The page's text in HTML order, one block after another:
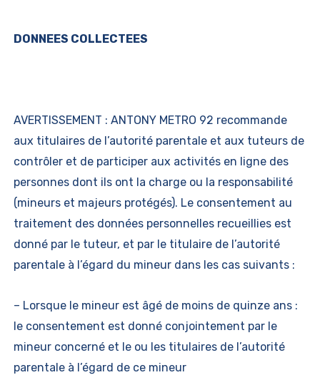
DONNEES COLLECTEES
AVERTISSEMENT : ANTONY METRO 92 recommande
aux titulaires de l’autorité parentale et aux tuteurs de
contrôler et de participer aux activités en ligne des
personnes dont ils ont la charge ou la responsabilité
(mineurs et majeurs protégés). Le consentement au
traitement des données personnelles recueillies est
donné par le tuteur, et par le titulaire de l’autorité
parentale à l’égard du mineur dans les cas suivants :
– Lorsque le mineur est âgé de moins de quinze ans :
le consentement est donné conjointement par le
mineur concerné et le ou les titulaires de l’autorité
parentale à l’égard de ce mineur